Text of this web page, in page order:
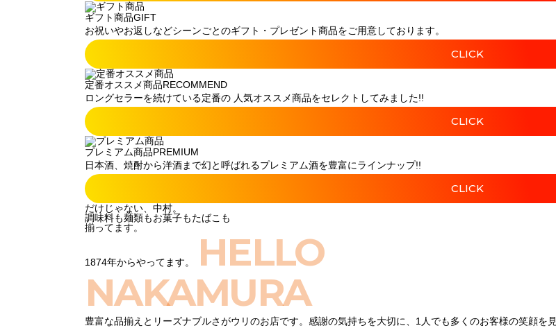
ギフト商品GIFT
お祝いやお返しなどシーンごとのギフト・プレゼント商品をご用意しております。
CLICK
定番オススメ商品RECOMMEND
ロングセラーを続けている定番の 人気オススメ商品をセレクトしてみました!!
CLICK
プレミアム商品PREMIUM
日本酒、焼酎から洋酒まで幻と呼ばれるプレミアム酒を豊富にラインナップ!!
CLICK
だけじゃない、中村。
調味料も麺類もお菓子もたばこも
揃ってます。
1874年からやってます。
HELLO
NAKAMURA
豊富な品揃えとリーズナブルさがウリのお店です。感謝の気持ちを大切に、1人でも多くのお客様の笑顔